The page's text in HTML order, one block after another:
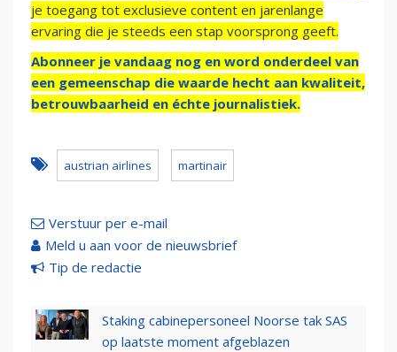
je toegang tot exclusieve content en jarenlange
ervaring die je steeds een stap voorsprong geeft.
Abonneer je vandaag nog en word onderdeel van
een gemeenschap die waarde hecht aan kwaliteit,
betrouwbaarheid en échte journalistiek.
austrian airlines martinair
Verstuur per e-mail
Meld u aan voor de nieuwsbrief
Tip de redactie
Staking cabinepersoneel Noorse tak SAS
op laatste moment afgeblazen